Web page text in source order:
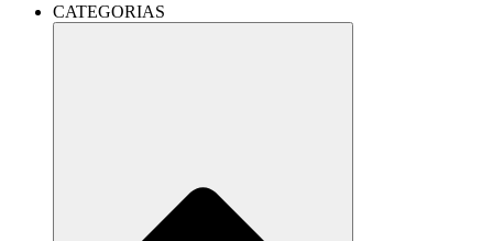
CATEGORIAS